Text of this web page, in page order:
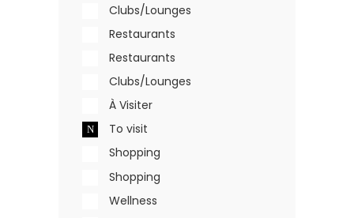
Clubs/Lounges
Restaurants
Restaurants
Clubs/Lounges
À Visiter
To visit
Shopping
Shopping
Wellness